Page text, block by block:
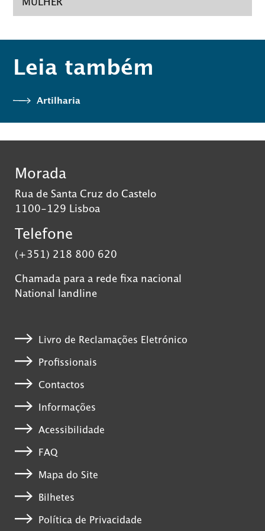
MULHER
Leia também
Artilharia
Morada
Rua de Santa Cruz do Castelo
1100-129 Lisboa
Telefone
(+351) 218 800 620
Chamada para a rede fixa nacional
National landline
Livro de Reclamações Eletrónico
Profissionais
Contactos
Informações
Acessibilidade
FAQ
Mapa do Site
Bilhetes
Política de Privacidade